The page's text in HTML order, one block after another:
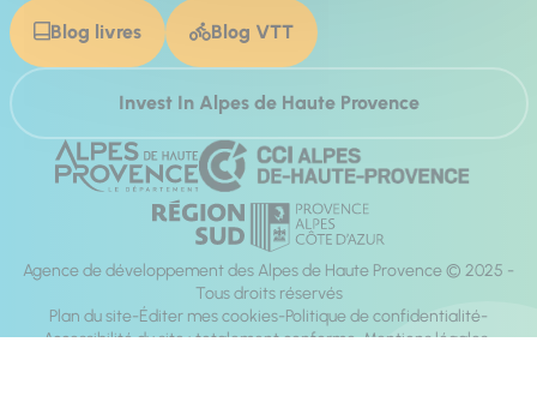
Blog livres Blog VTT
Invest In Alpes de Haute Provence
Agence de développement des Alpes de Haute Provence © 2025 -
Tous droits réservés
Plan du site Éditer mes cookies Politique de confidentialité
Accessibilité du site : totalement conforme Mentions légales